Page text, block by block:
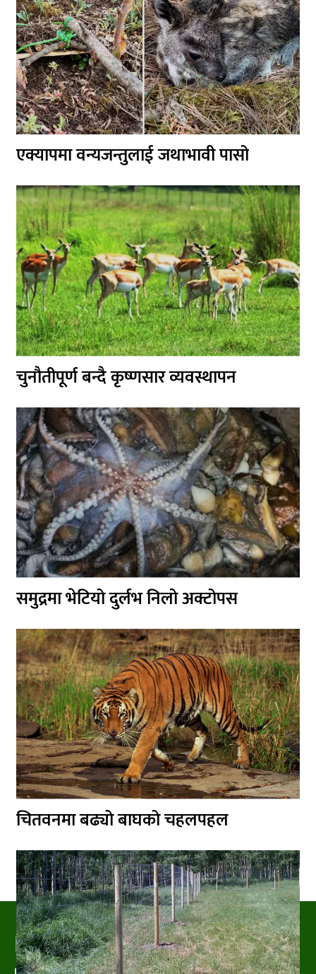
एक्यापमा वन्यजन्तुलाई जथाभावी पासो
चुनौतीपूर्ण बन्दै कृष्णसार व्यवस्थापन
समुद्रमा भेटियो दुर्लभ निलो अक्टोपस
चितवनमा बढ्यो बाघको चहलपहल
PRAKRITIPRESS